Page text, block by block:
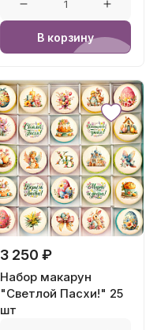
В корзину
3 250 ₽
Набор макарун
"Светлой Пасхи!" 25
шт